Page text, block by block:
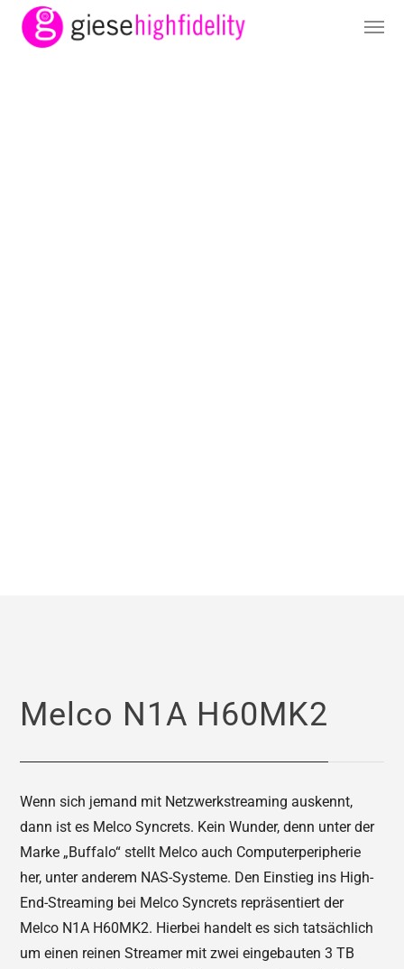
Melco N1A H60MK2
Wenn sich jemand mit Netzwerkstreaming auskennt,
dann ist es Melco Syncrets. Kein Wunder, denn unter der
Marke „Buffalo“ stellt Melco auch Computerperipherie
her, unter anderem NAS-Systeme. Den Einstieg ins High-
End-Streaming bei Melco Syncrets repräsentiert der
Melco N1A H60MK2. Hierbei handelt es sich tatsächlich
um einen reinen Streamer mit zwei eingebauten 3 TB